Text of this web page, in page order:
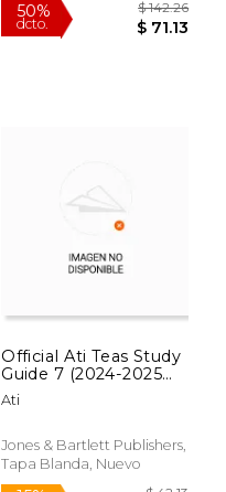
dcto. $
Official Ati Teas Study
Guide 7 (2024-2025
Edition) (en Inglés)
Ati
Jones & Bartlett Publishers,
Tapa Blanda, Nuevo